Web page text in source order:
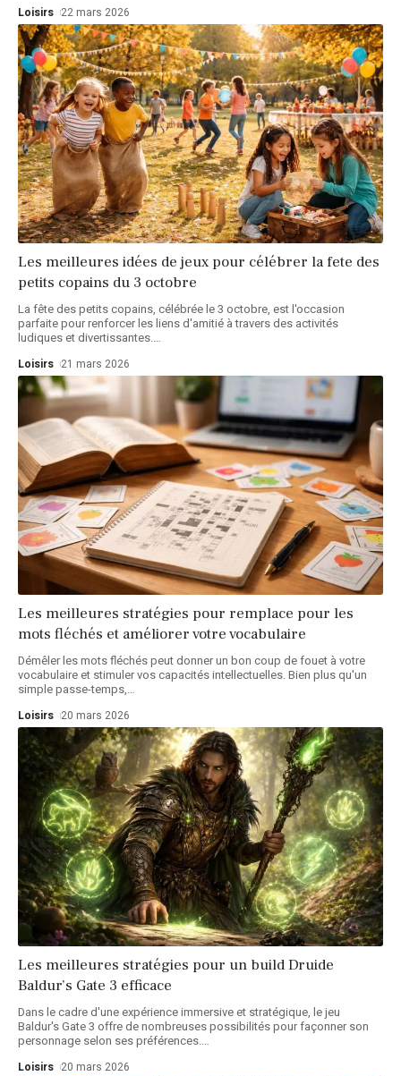
Loisirs 22 mars 2026
Les meilleures idées de jeux pour célébrer la fete des
petits copains du 3 octobre
La fête des petits copains, célébrée le 3 octobre, est l'occasion
parfaite pour renforcer les liens d'amitié à travers des activités
ludiques et divertissantes.…
Loisirs 21 mars 2026
Les meilleures stratégies pour remplace pour les
mots fléchés et améliorer votre vocabulaire
Démêler les mots fléchés peut donner un bon coup de fouet à votre
vocabulaire et stimuler vos capacités intellectuelles. Bien plus qu'un
simple passe-temps,…
Loisirs 20 mars 2026
Les meilleures stratégies pour un build Druide
Baldur’s Gate 3 efficace
Dans le cadre d'une expérience immersive et stratégique, le jeu
Baldur's Gate 3 offre de nombreuses possibilités pour façonner son
personnage selon ses préférences.…
Loisirs 20 mars 2026